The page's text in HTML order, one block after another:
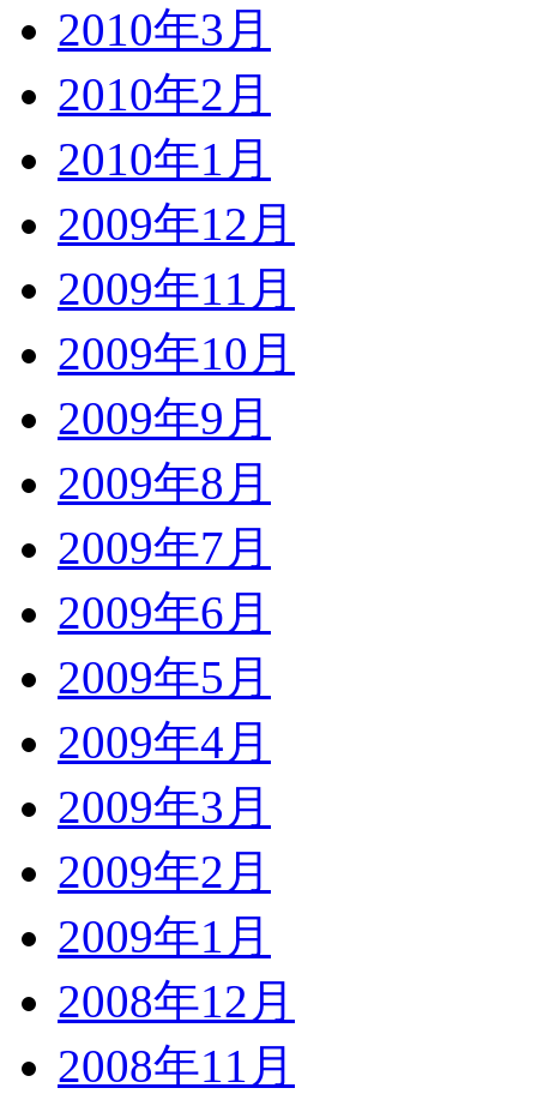
2010年3月
2010年2月
2010年1月
2009年12月
2009年11月
2009年10月
2009年9月
2009年8月
2009年7月
2009年6月
2009年5月
2009年4月
2009年3月
2009年2月
2009年1月
2008年12月
2008年11月